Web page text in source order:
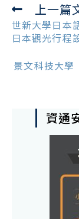
Read
more
articles
上一篇
世新大學日本
日本觀光行程
景文科技大學
資通